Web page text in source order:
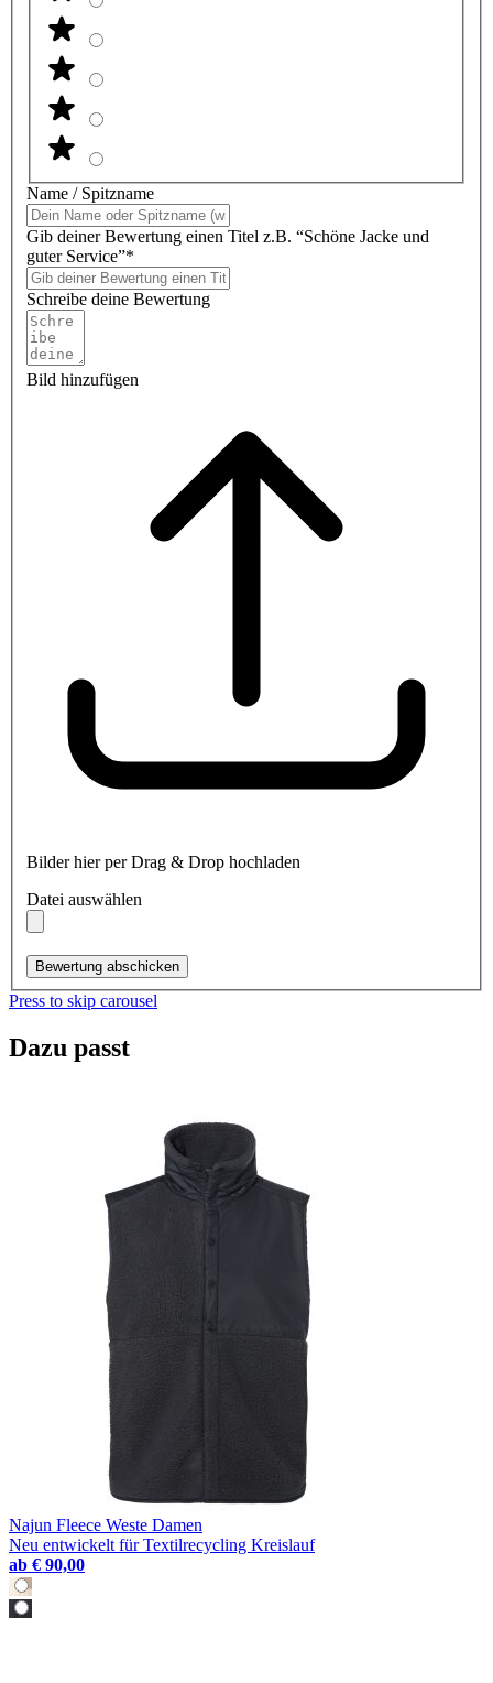
Name / Spitzname
Gib deiner Bewertung einen Titel z.B. “Schöne Jacke und
guter Service”*
Schreibe deine Bewertung
Bild hinzufügen
Bilder hier per Drag & Drop hochladen
Datei auswählen
Bewertung abschicken
Press to skip carousel
Dazu passt
Najun Fleece Weste Damen
Neu entwickelt für Textilrecycling Kreislauf
ab € 90,00